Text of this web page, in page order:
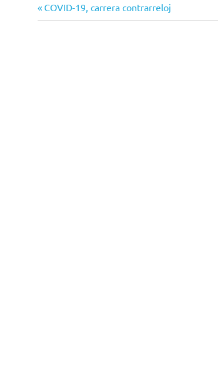
Navegación
Entrada
anterior:
COVID-19, carrera contrarreloj